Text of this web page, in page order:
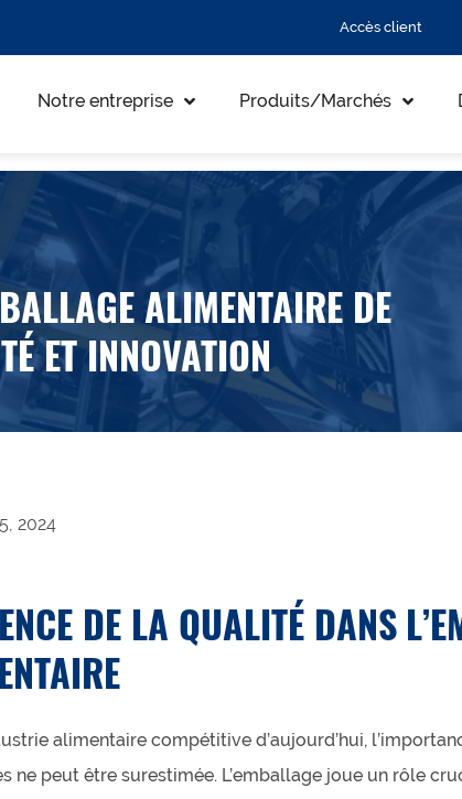
Accès client
Notre entreprise Produits/Marchés
ALIMENTAIRE DE
ET INNOVATION
2024
DE LA QUALITÉ DANS
alimentaire compétitive d’aujourd’hui,
ne peut être surestimée. L’emballage joue un rôle